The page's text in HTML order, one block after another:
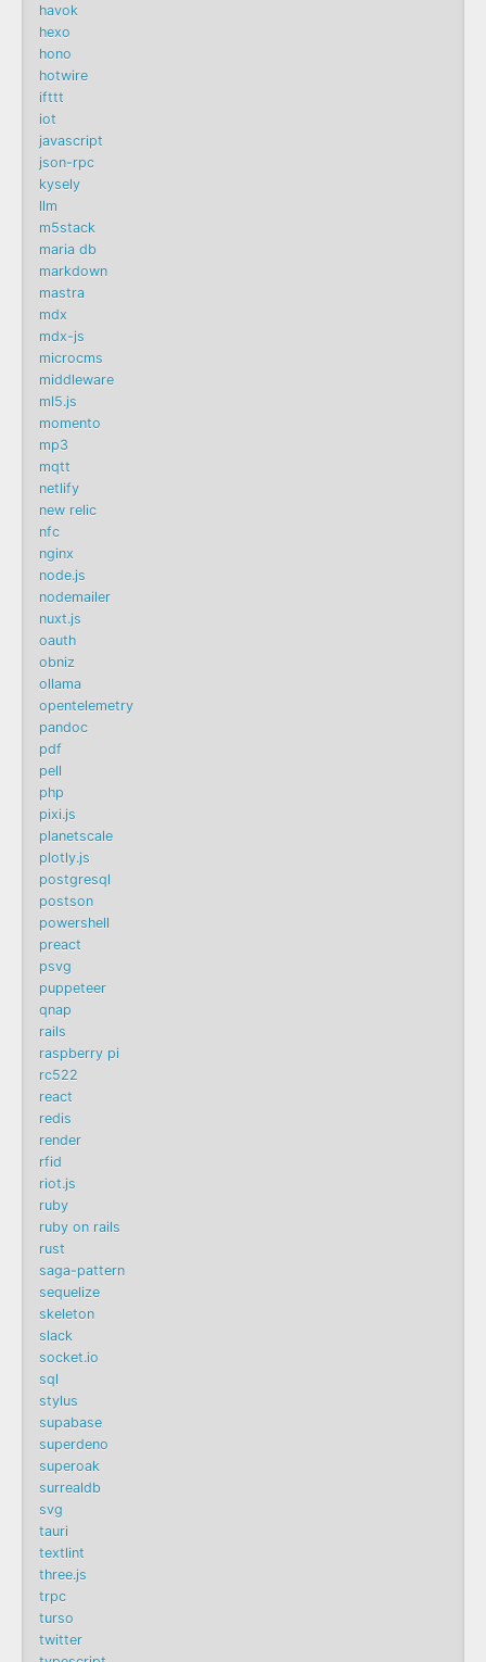
havok
hexo
hono
hotwire
ifttt
iot
javascript
json-rpc
kysely
llm
m5stack
maria db
markdown
mastra
mdx
mdx-js
microcms
middleware
ml5.js
momento
mp3
mqtt
netlify
new relic
nfc
nginx
node.js
nodemailer
nuxt.js
oauth
obniz
ollama
opentelemetry
pandoc
pdf
pell
php
pixi.js
planetscale
plotly.js
postgresql
postson
powershell
preact
psvg
puppeteer
qnap
rails
raspberry pi
rc522
react
redis
render
rfid
riot.js
ruby
ruby on rails
rust
saga-pattern
sequelize
skeleton
slack
socket.io
sql
stylus
supabase
superdeno
superoak
surrealdb
svg
tauri
textlint
three.js
trpc
turso
twitter